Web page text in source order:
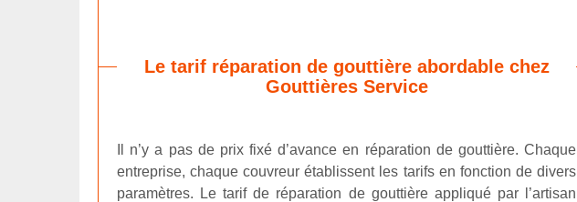
Le tarif réparation de gouttière abordable chez
Gouttières Service
Il n’y a pas de prix fixé d’avance en réparation de gouttière. Chaque
entreprise, chaque couvreur établissent les tarifs en fonction de divers
paramètres. Le tarif de réparation de gouttière appliqué par l’artisan